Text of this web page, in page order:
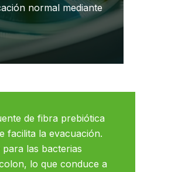
normal mediante
de fibra prebiótica
facilita la evacuación.
las bacterias
lo que conduce a